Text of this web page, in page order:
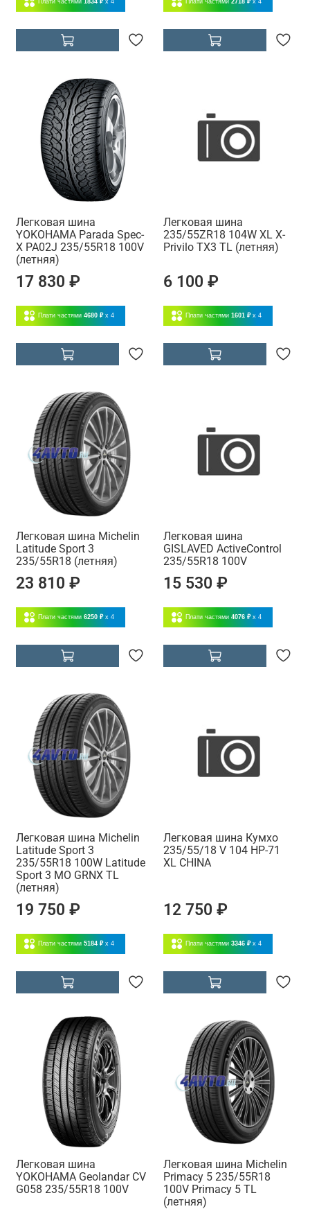
Легковая шина
YOKOHAMA Parada Spec-
X PA02J 235/55R18 100V
(летняя)
17 830 ₽
Плати частями 4680 ₽ x 4
Легковая шина
235/55ZR18 104W XL X-
Privilo TX3 TL (летняя)
6 100 ₽
Плати частями 1601 ₽ x 4
Легковая шина Michelin
Latitude Sport 3
235/55R18 (летняя)
23 810 ₽
Плати частями 6250 ₽ x 4
Легковая шина
GISLAVED ActiveControl
235/55R18 100V
15 530 ₽
Плати частями 4076 ₽ x 4
Легковая шина Michelin
Latitude Sport 3
235/55R18 100W Latitude
Sport 3 MO GRNX TL
(летняя)
19 750 ₽
Плати частями 5184 ₽ x 4
Легковая шина Кумхо
235/55/18 V 104 HP-71
XL CHINA
12 750 ₽
Плати частями 3346 ₽ x 4
Легковая шина
YOKOHAMA Geolandar CV
G058 235/55R18 100V
Легковая шина Michelin
Primacy 5 235/55R18
100V Primacy 5 TL
(летняя)